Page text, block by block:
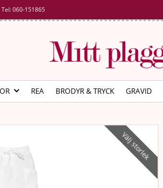
Tel: 060-151865
REA BRODYR & TRYCK GRAVID
Välj storlek